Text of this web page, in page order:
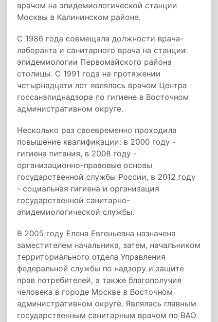
врачом на эпидемиологической станции
Москвы в Калининском районе.
С 1986 года совмещала должности врача-
лаборанта и санитарного врача на станции
эпидемиологии Первомайского района
столицы. С 1991 года на протяжении
четырнадцати лет являлась врачом Центра
госсанэпиднадзора по гигиене в Восточном
административном округе.
Несколько раз своевременно проходила
повышение квалификации: в 2000 году -
гигиена питания, в 2008 году -
организационно-правовые основы
государственной службы России, в 2012 году
- социальная гигиена и организация
государственной санитарно-
эпидемиологической службы.
В 2005 году Елена Евгеньевна назначена
заместителем начальника, затем, начальником
территориального отдела Управления
федеральной службы по надзору и защите
прав потребителей, а также благополучия
человека в городе Москве в Восточном
административном округе. Являлась главным
государственным санитарным врачом по ВАО